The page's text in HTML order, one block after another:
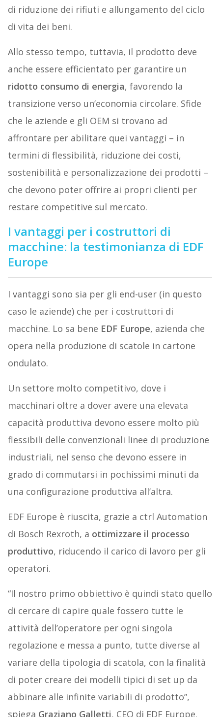
di riduzione dei rifiuti e allungamento del ciclo
di vita dei beni.
Allo stesso tempo, tuttavia, il prodotto deve
anche essere efficientato per garantire un
ridotto consumo di energia, favorendo la
transizione verso un’economia circolare. Sfide
che le aziende e gli OEM si trovano ad
affrontare per abilitare quei vantaggi – in
termini di flessibilità, riduzione dei costi,
sostenibilità e personalizzazione dei prodotti –
che devono poter offrire ai propri clienti per
restare competitive sul mercato.
I vantaggi per i costruttori di
macchine: la testimonianza di EDF
Europe
I vantaggi sono sia per gli end-user (in questo
caso le aziende) che per i costruttori di
macchine. Lo sa bene EDF Europe, azienda che
opera nella produzione di scatole in cartone
ondulato.
Un settore molto competitivo, dove i
macchinari oltre a dover avere una elevata
capacità produttiva devono essere molto più
flessibili delle convenzionali linee di produzione
industriali, nel senso che devono essere in
grado di commutarsi in pochissimi minuti da
una configurazione produttiva all’altra.
EDF Europe è riuscita, grazie a ctrl Automation
di Bosch Rexroth, a ottimizzare il processo
produttivo, riducendo il carico di lavoro per gli
operatori.
“Il nostro primo obbiettivo è quindi stato quello
di cercare di capire quale fossero tutte le
attività dell’operatore per ogni singola
regolazione e messa a punto, tutte diverse al
variare della tipologia di scatola, con la finalità
di poter creare dei modelli tipici di set up da
abbinare alle infinite variabili di prodotto”,
spiega Graziano Galletti, CEO di EDF Europe.